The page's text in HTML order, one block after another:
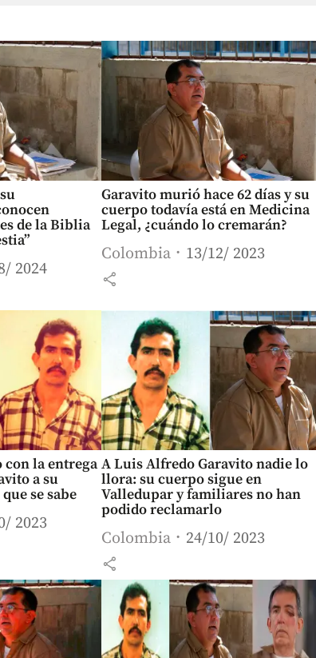
de la Biblia
2024
Garavito murió hace 62 días y su
cuerpo todavía está en Medicina
Legal, ¿cuándo lo cremarán?
Colombia 13/12/ 2023
share
con la entrega
a su
se sabe
2023
A Luis Alfredo Garavito nadie lo
llora: su cuerpo sigue en
Valledupar y familiares no han
podido reclamarlo
Colombia 24/10/ 2023
share